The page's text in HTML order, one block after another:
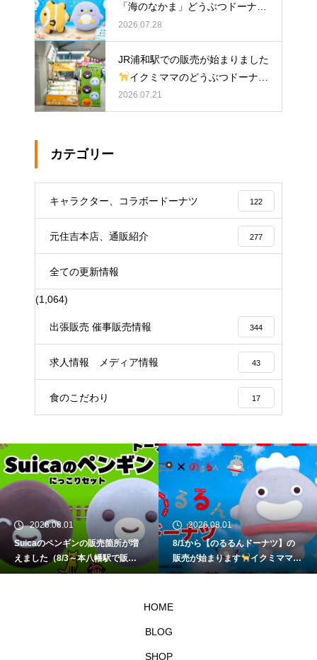
「海のなかま」どうぶつドーナツ
が元住吉に登場
2026.07.28
JR浦和駅での販売が始まりました
イクミママのどうぶつドーナツ
2026.07.21
カテゴリー
キャラクター、コラボードーナツ 122
元住吉本店、通販紹介 277
全ての更新情報
(1,064)
出張販売 催事販売情報 344
求人情報 メディア情報 43
食のこだわり 17
2026.08.01
Suicaのペンギンの販売箇所が増
えました（8/3～本八幡駅で販
売）
イクミママのどうぶつドー
2026.08.01
8/1から【のるるんドーナツ】の
販売が始まります
イクミママの
どうぶつドーナツ
HOME
BLOG
SHOP